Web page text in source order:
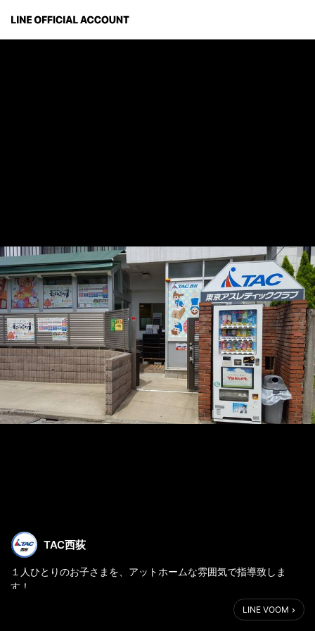
TAC西荻
１人ひとりのお子さまを、アットホームな雰囲気で指導致しま
す！
LINE VOOM